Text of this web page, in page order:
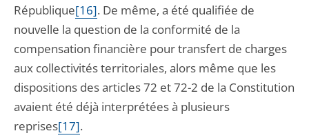
République[16]. De même, a été qualifiée de
nouvelle la question de la conformité de la
compensation financière pour transfert de charges
aux collectivités territoriales, alors même que les
dispositions des articles 72 et 72-2 de la Constitution
avaient été déjà interprétées à plusieurs
reprises[17].